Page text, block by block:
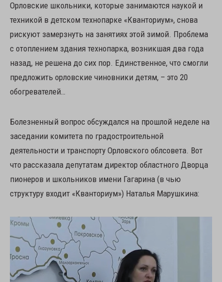
Орловские школьники, которые занимаются наукой и
техникой в детском технопарке «Кванториум», снова
рискуют замерзнуть на занятиях этой зимой. Проблема
с отоплением здания технопарка, возникшая два года
назад, не решена до сих пор. Единственное, что смогли
предложить орловские чиновники детям, – это 20
обогревателей…
Болезненный вопрос обсуждался на прошлой неделе на
заседании комитета по градостроительной
деятельности и транспорту Орловского облсовета. Вот
что рассказала депутатам директор областного Дворца
пионеров и школьников имени Гагарина (в чью
структуру входит «Кванториум») Наталья Марушкина: